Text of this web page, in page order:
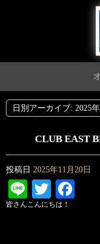
日別アーカイブ: 2025
CLUB EAST
投稿日 2025年11月20日
LineTwitter
皆さんこんにちは！